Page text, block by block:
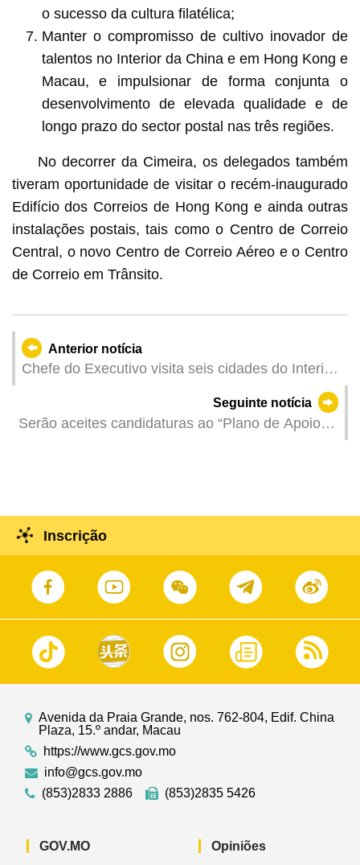
o sucesso da cultura filatélica;
Manter o compromisso de cultivo inovador de
talentos no Interior da China e em Hong Kong e
Macau, e impulsionar de forma conjunta o
desenvolvimento de elevada qualidade e de
longo prazo do sector postal nas três regiões.
No decorrer da Cimeira, os delegados também
tiveram oportunidade de visitar o recém-inaugurado
Edifício dos Correios de Hong Kong e ainda outras
instalações postais, tais como o Centro de Correio
Central, o novo Centro de Correio Aéreo e o Centro
de Correio em Trânsito.
Anterior notícia
Chefe do Executivo visita seis cidades do Interior
Seguinte notícia
Serão aceites candidaturas ao “Plano de Apoio
Inscrição
Avenida da Praia Grande, nos. 762-804, Edif. China
Plaza, 15.º andar, Macau
https://www.gcs.gov.mo
info@gcs.gov.mo
(853)2833 2886
(853)2835 5426
GOV.MO Opiniões